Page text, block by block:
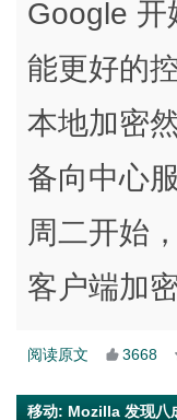
Google 开
能更好的
本地加密
备向中心
周二开始
客户端加密
阅读原文 3668
移动: Mozilla 发现八